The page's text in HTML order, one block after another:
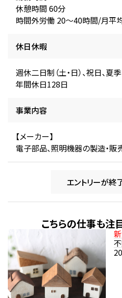
休憩時間 60分
時間外労働 20～40時間/月平
休日休暇
週休二日制（土・日）、祝日、
年間休日128日
事業内容
【メーカー】
電子部品、照明機器の製造・販
エントリーが終
こちらの仕事も注